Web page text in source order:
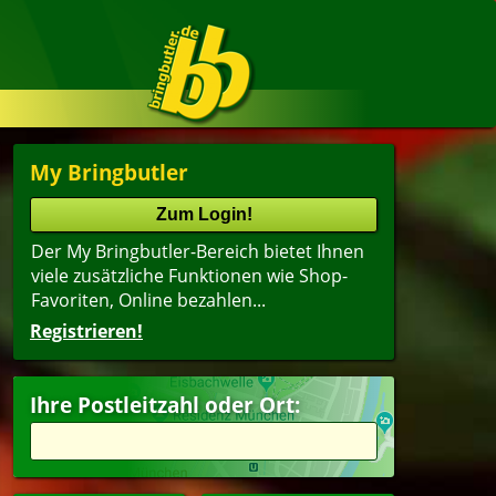
My Bringbutler
Der My Bringbutler-Bereich bietet Ihnen
viele zusätzliche Funktionen wie Shop-
Favoriten, Online bezahlen...
Registrieren!
Ihre Postleitzahl oder Ort:
Name
Alter(ältester Shop zuerst)
Dessert
Getränke